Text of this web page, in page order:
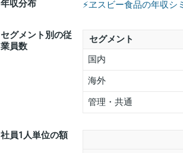
年収分布 ⚡️ヱスビー食品の年収シ
セグメント別の従
業員数
セグメント
国内
海外
管理・共通
社員1人単位の額